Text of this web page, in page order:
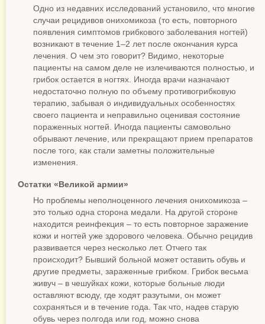
Одно из недавних исследований установило, что многие
случаи рецидивов онихомикоза (то есть, повторного
появления симптомов грибкового заболевания ногтей)
возникают в течение 1–2 лет после окончания курса
лечения. О чем это говорит? Видимо, некоторые
пациенты на самом деле не излечиваются полностью, и
грибок остается в ногтях. Иногда врачи назначают
недостаточно полную по объему противогрибковую
терапию, забывая о индивидуальных особенностях
своего пациента и неправильно оценивая состояние
пораженных ногтей. Иногда пациенты самовольно
обрывают лечение, или прекращают прием препаратов
после того, как стали заметны положительные
изменения.
Остатки «Великой армии»
Но проблемы неполноценного лечения онихомикоза –
это только одна сторона медали. На другой стороне
находится реинфекция – то есть повторное заражение
кожи и ногтей уже здорового человека. Обычно рецидив
развивается через несколько лет. Отчего так
происходит? Бывший больной может оставить обувь и
другие предметы, зараженные грибком. Грибок весьма
живуч – в чешуйках кожи, которые больные люди
оставляют всюду, где ходят разутыми, он может
сохраняться и в течение года. Так что, надев старую
обувь через полгода или год, можно снова